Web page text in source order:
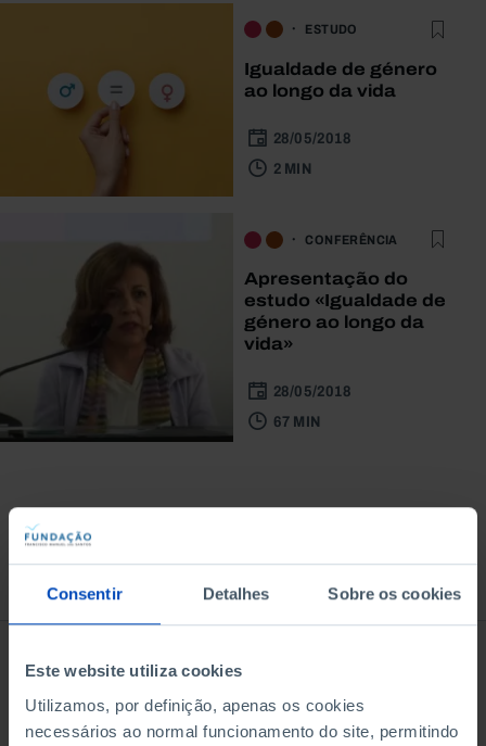
Consentir Detalhes Sobre os cookies
Este website utiliza cookies
Utilizamos, por definição, apenas os cookies
necessários ao normal funcionamento do site, permitindo
ESTUDO
Igualdade de género
ao longo da vida
28/05/2018
2 MIN
CONFERÊNCIA
Apresentação do
estudo «Igualdade de
género ao longo da
vida»
28/05/2018
67 MIN
À venda na Livraria